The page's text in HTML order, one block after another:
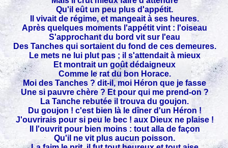
Qu'il eût un peu plus d'appétit.
Il vivait de régime, et mangeait à ses heures.
Après quelques moments l'appétit vint : l'oiseau
S'approchant du bord vit sur l'eau
Des Tanches qui sortaient du fond de ces demeures.
Le mets ne lui plut pas ; il s'attendait à mieux
Et montrait un goût dédaigneux
Comme le rat du bon Horace.
Moi des Tanches ? dit-il, moi Héron que je fasse
Une si pauvre chère ? Et pour qui me prend-on ?
La Tanche rebutée il trouva du goujon.
Du goujon ! c'est bien là le dîner d'un Héron !
J'ouvrirais pour si peu le bec ! aux Dieux ne plaise !
Il l'ouvrit pour bien moins : tout alla de façon
Qu'il ne vit plus aucun poisson.